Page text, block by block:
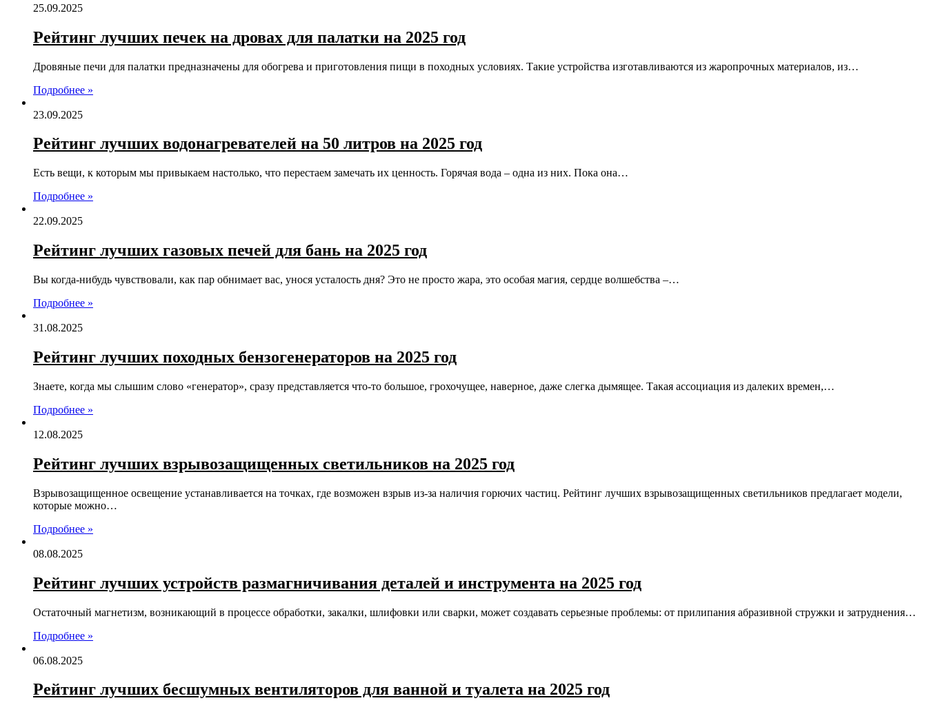
25.09.2025
Рейтинг лучших печек на дровах для палатки на 2025 год
Дровяные печи для палатки предназначены для обогрева и приготовления пищи в походных условиях. Такие устройства изготавливаются из жаропрочных материалов, из…
Подробнее »
23.09.2025
Рейтинг лучших водонагревателей на 50 литров на 2025 год
Есть вещи, к которым мы привыкаем настолько, что перестаем замечать их ценность. Горячая вода – одна из них. Пока она…
Подробнее »
22.09.2025
Рейтинг лучших газовых печей для бань на 2025 год
Вы когда-нибудь чувствовали, как пар обнимает вас, унося усталость дня? Это не просто жара, это особая магия, сердце волшебства –…
Подробнее »
31.08.2025
Рейтинг лучших походных бензогенераторов на 2025 год
Знаете, когда мы слышим слово «генератор», сразу представляется что-то большое, грохочущее, наверное, даже слегка дымящее. Такая ассоциация из далеких времен,…
Подробнее »
12.08.2025
Рейтинг лучших взрывозащищенных светильников на 2025 год
Взрывозащищенное освещение устанавливается на точках, где возможен взрыв из-за наличия горючих частиц. Рейтинг лучших взрывозащищенных светильников предлагает модели,
которые можно…
Подробнее »
08.08.2025
Рейтинг лучших устройств размагничивания деталей и инструмента на 2025 год
Остаточный магнетизм, возникающий в процессе обработки, закалки, шлифовки или сварки, может создавать серьезные проблемы: от прилипания абразивной стружки и затруднения…
Подробнее »
06.08.2025
Рейтинг лучших бесшумных вентиляторов для ванной и туалета на 2025 год